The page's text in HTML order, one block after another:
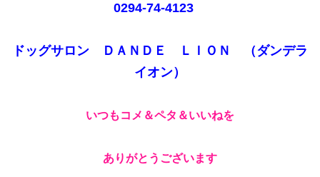
0294-74-4123
ドッグサロン ＤＡＮＤＥ ＬＩＯＮ （ダンデラ
イオン）
いつもコメ＆ペタ＆いいねを
ありがとうございます